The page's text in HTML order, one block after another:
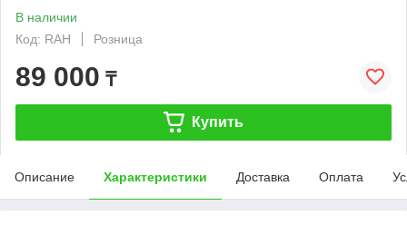
В наличии
Код: RAH
Розница
89 000 ₸
Купить
Описание Характеристики Доставка Оплата